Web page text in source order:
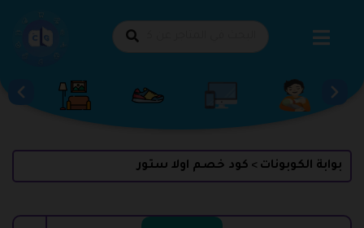
بوابة الكوبونات > كود خصم اولا ستور